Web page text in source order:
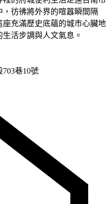
彷彿將外界的喧囂瞬間隔
充滿歷史底蘊的城市心臟地
活步調與人文氣息。
巷10號